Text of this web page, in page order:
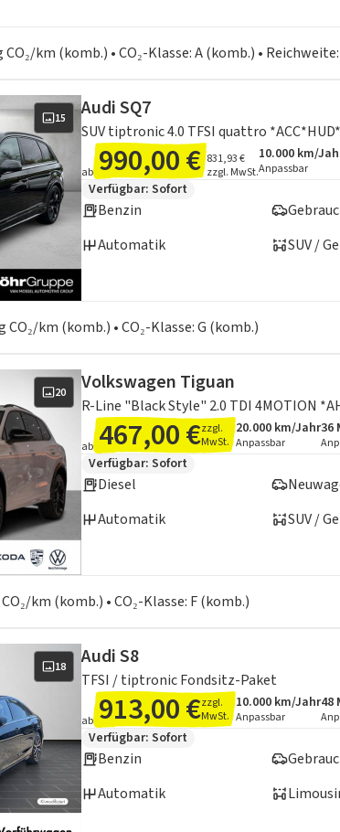
km (komb.) • CO₂-Klasse: A (komb.) •
15 Audi SQ7
SUV tiptronic 4.0 TFSI quattro *ACC*HUD*
ab 990,00 € 831,93 €
zzgl. MwSt.
Inklusive
10.000 km/
Anpassbar
Zusätzliche Fahrzeuginformationen:
Verfügbar: Sofort
Benzin
Automatik
SUV /
km (komb.) • CO₂-Klasse: G (komb.)
20 Volkswagen Tiguan
ab 467,00 €zzgl.
MwSt.
Inklusive
20.000 km/Jahr
Anpassbar
36
Zusätzliche Fahrzeuginformationen:
Verfügbar: Sofort
Diesel
Automatik
SUV /
km (komb.) • CO₂-Klasse: F (komb.)
18 Audi S8
TFSI / tiptronic Fondsitz-Paket
ab 913,00 €zzgl.
MwSt.
Inklusive
10.000 km/Jahr
Anpassbar
48
Zusätzliche Fahrzeuginformationen:
Verfügbar: Sofort
Benzin
Automatik